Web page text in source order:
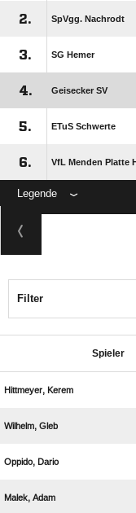
2. SpVgg. Nachrodt
3. SG Hemer
4. Geisecker SV
5. ETuS Schwerte
6. VfL Menden Platte
Legende
Filter
Spieler
 
 
 
 